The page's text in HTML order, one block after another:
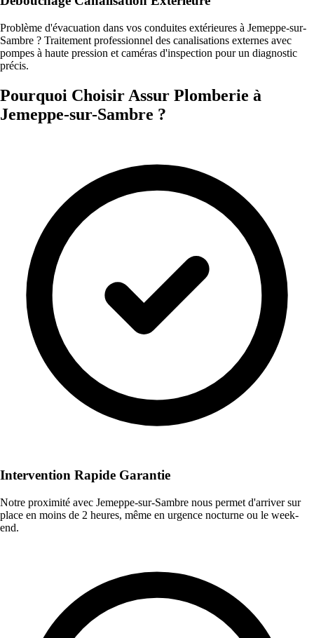
Problème d'évacuation dans vos conduites extérieures à Jemeppe-sur-
Sambre ? Traitement professionnel des canalisations externes avec
pompes à haute pression et caméras d'inspection pour un diagnostic
précis.
Pourquoi Choisir Assur Plomberie à
Jemeppe-sur-Sambre ?
Intervention Rapide Garantie
Notre proximité avec Jemeppe-sur-Sambre nous permet d'arriver sur
place en moins de 2 heures, même en urgence nocturne ou le week-
end.